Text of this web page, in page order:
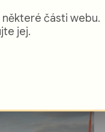
tři
některé části webu.
jej.